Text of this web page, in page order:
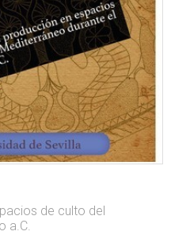
de culto del
a.C.